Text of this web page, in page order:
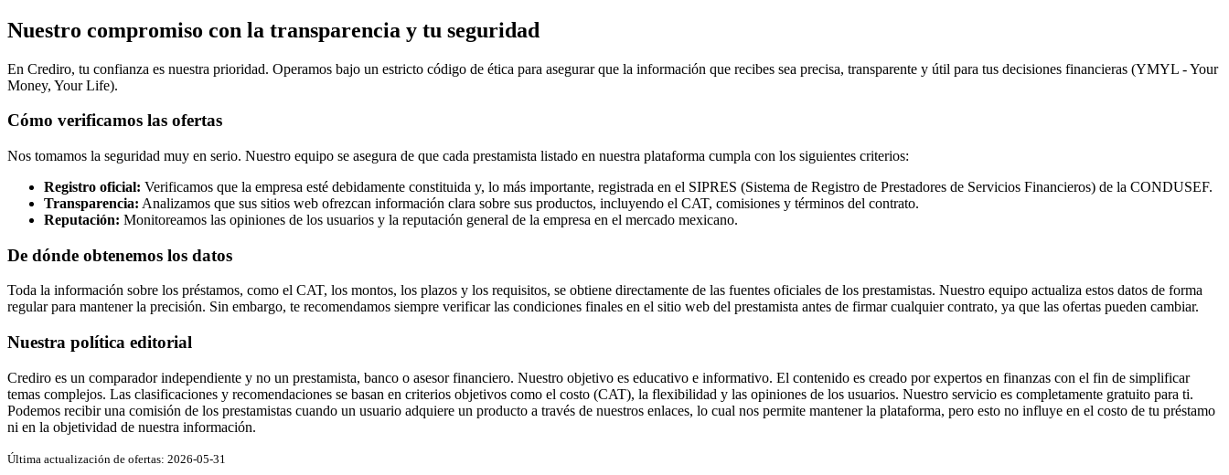
Nuestro compromiso con la transparencia y tu seguridad
En Crediro, tu confianza es nuestra prioridad. Operamos bajo un estricto código de ética para asegurar que la información que recibes sea precisa, transparente y útil para tus decisiones financieras (YMYL - Your
Money, Your Life).
Cómo verificamos las ofertas
Nos tomamos la seguridad muy en serio. Nuestro equipo se asegura de que cada prestamista listado en nuestra plataforma cumpla con los siguientes criterios:
Registro oficial: Verificamos que la empresa esté debidamente constituida y, lo más importante, registrada en el SIPRES (Sistema de Registro de Prestadores de Servicios Financieros) de la CONDUSEF.
Transparencia: Analizamos que sus sitios web ofrezcan información clara sobre sus productos, incluyendo el CAT, comisiones y términos del contrato.
Reputación: Monitoreamos las opiniones de los usuarios y la reputación general de la empresa en el mercado mexicano.
De dónde obtenemos los datos
Toda la información sobre los préstamos, como el CAT, los montos, los plazos y los requisitos, se obtiene directamente de las fuentes oficiales de los prestamistas. Nuestro equipo actualiza estos datos de forma
regular para mantener la precisión. Sin embargo, te recomendamos siempre verificar las condiciones finales en el sitio web del prestamista antes de firmar cualquier contrato, ya que las ofertas pueden cambiar.
Nuestra política editorial
Crediro es un comparador independiente y no un prestamista, banco o asesor financiero. Nuestro objetivo es educativo e informativo. El contenido es creado por expertos en finanzas con el fin de simplificar
temas complejos. Las clasificaciones y recomendaciones se basan en criterios objetivos como el costo (CAT), la flexibilidad y las opiniones de los usuarios. Nuestro servicio es completamente gratuito para ti.
Podemos recibir una comisión de los prestamistas cuando un usuario adquiere un producto a través de nuestros enlaces, lo cual nos permite mantener la plataforma, pero esto no influye en el costo de tu préstamo
ni en la objetividad de nuestra información.
Última actualización de ofertas: 2026-05-31